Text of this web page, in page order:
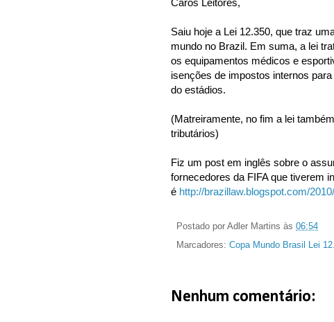
Saiu hoje a Lei 12.350, que traz
mundo no Brazil. Em suma, a lei
os equipamentos médicos e
isenções de impostos internos
do estádios.
(Matreiramente, no fim a lei
tributários)
Fiz um post em inglês sobre o
fornecedores da FIFA que tiverem
é http://brazillaw.blogspot.com/
Postado por Adler Martins às 06:54
Marcadores: Copa Mundo Brasil Lei
Nenhum comentário: